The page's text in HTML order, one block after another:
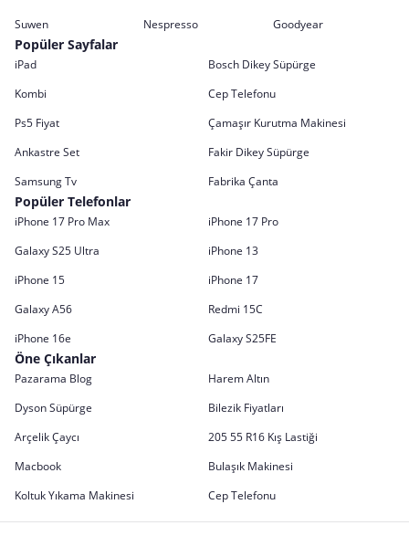
Suwen
Nespresso Goodyear
Popüler Sayfalar
iPad
Bosch Dikey Süpürge
Kombi
Cep Telefonu
Ps5 Fiyat
Çamaşır Kurutma Makinesi
Ankastre Set
Fakir Dikey Süpürge
Samsung Tv
Fabrika Çanta
Popüler Telefonlar
iPhone 17 Pro Max
iPhone 17 Pro
Galaxy S25 Ultra
iPhone 13
iPhone 15
iPhone 17
Galaxy A56
Redmi 15C
iPhone 16e
Galaxy S25FE
Öne Çıkanlar
Pazarama Blog
Harem Altın
Dyson Süpürge
Bilezik Fiyatları
Arçelik Çaycı
205 55 R16 Kış Lastiği
Macbook
Bulaşık Makinesi
Koltuk Yıkama Makinesi
Cep Telefonu